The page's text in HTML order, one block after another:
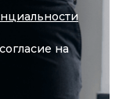
на